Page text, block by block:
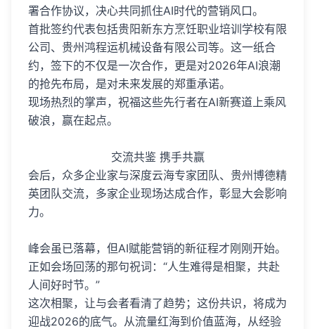
署合作协议，决心共同抓住AI时代的营销风口。
首批签约代表包括贵阳新东方烹饪职业培训学校有限
公司、贵州鸿程运机械设备有限公司等。这一纸合
约，签下的不仅是一次合作，更是对2026年AI浪潮
的抢先布局，是对未来发展的郑重承诺。
现场热烈的掌声，祝福这些先行者在AI新赛道上乘风
破浪，赢在起点。
交流共鉴 携手共赢
会后，众多企业家与深度云海专家团队、贵州博德精
英团队交流，多家企业现场达成合作，彰显大会影响
力。
峰会虽已落幕，但AI赋能营销的新征程才刚刚开始。
正如会场回荡的那句祝词：“人生难得是相聚，共赴
人间好时节。”
这次相聚，让与会者看清了趋势；这份共识，将成为
迎战2026的底气。从流量红海到价值蓝海，从经验